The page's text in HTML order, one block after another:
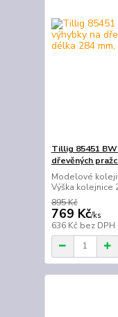
Tillig 85451
dřevěných
Modelové
Výška kolejnice
895 Kč
769 Kč/ks
636 Kč bez DPH